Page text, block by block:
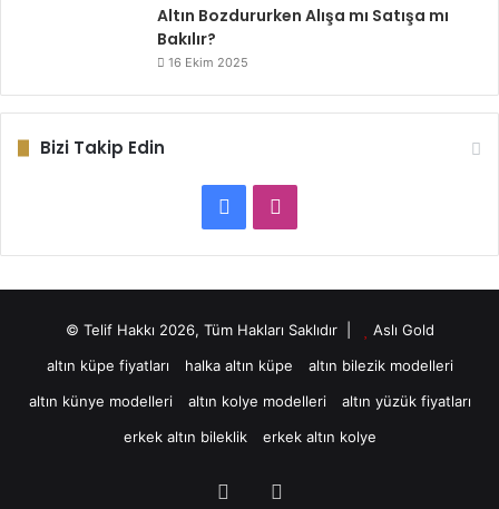
Altın Bozdururken Alışa mı Satışa mı
Bakılır?
16 Ekim 2025
Bizi Takip Edin
Facebook
© Telif Hakkı 2026, Tüm Hakları Saklıdır |
Aslı Gold
altın küpe fiyatları
halka altın küpe
altın bilezik modelleri
altın künye modelleri
altın kolye modelleri
altın yüzük fiyatları
erkek altın bileklik
erkek altın kolye
Facebook